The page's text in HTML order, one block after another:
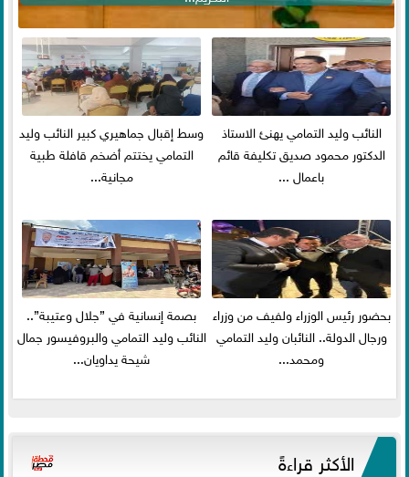
النائب وليد التمامي يهنئ الاستاذ
الدكتور محمود صديق تكليفة قائم
باعمال ...
وسط إقبال جماهيري كبير النائب وليد
التمامي يختتم أضخم قافلة طبية
مجانية...
بحضور رئيس الوزراء ولفيف من وزراء
ورجال الدولة.. النائبان وليد التمامي
ومحمد...
بصمة إنسانية في ”جلال وعتيبة”..
النائب وليد التمامي والبروفيسور جمال
شيحة يداويان...
الأكثر قراءةً